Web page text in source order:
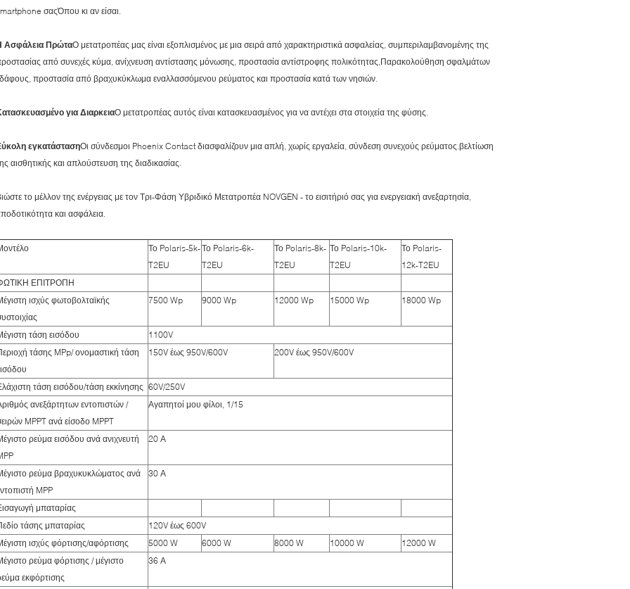
σαςΌπου κι αν είσαι.
Ασφάλεια ΠρώταΟ μετατροπέας μας είναι εξοπλισμένος με μια σειρά από χαρακτηριστικά ασφαλείας, συμπεριλαμβανομένης της
από συνεχές κύμα, ανίχνευση αντίστασης μόνωσης, προστασία αντίστροφης πολικότητας,Παρακολούθηση σφαλμάτων
προστασία από βραχυκύκλωμα εναλλασσόμενου ρεύματος και προστασία κατά των νησιών.
για ΔιαρκειαΟ μετατροπέας αυτός είναι κατασκευασμένος για να αντέχει στα στοιχεία της φύσης.
εγκατάστασηΟι σύνδεσμοι Phoenix Contact διασφαλίζουν μια απλή, χωρίς εργαλεία, σύνδεση συνεχούς ρεύματος.βελτίωση
αισθητικής και απλούστευση της διαδικασίας.
το μέλλον της ενέργειας με τον Τρι-Φάση Υβριδικό Μετατροπέα NOVGEN - το εισιτήριό σας για ενεργειακή ανεξαρτησία,
και ασφάλεια.
Το Polaris-5k-
T2EU
Το Polaris-6k-
T2EU
Το Polaris-8k-
T2EU
Το Polaris-10k-
T2EU
Το Polaris-
12k-T2EU
ΕΠΙΤΡΟΠΗ
ισχύς φωτοβολταϊκής
7500 Wp 9000 Wp 12000 Wp 15000 Wp 18000 Wp
τάση εισόδου
1100V
τάσης MPp/ ονομαστική τάση
150V έως 950V/600V 200V έως 950V/600V
τάση εισόδου/τάση εκκίνησης 60V/250V
ανεξάρτητων εντοπιστών /
MPPT ανά είσοδο MPPT
Αγαπητοί μου φίλοι, 1/15
ρεύμα εισόδου ανά ανιχνευτή
20 Α
ρεύμα βραχυκυκλώματος ανά
MPP
30 Α
μπαταρίας
τάσης μπαταρίας
120V έως 600V
ισχύς φόρτισης/αφόρτισης
5000 W 6000 W 8000 W 10000 W
12000 W
ρεύμα φόρτισης / μέγιστο
εκφόρτισης
36 Α